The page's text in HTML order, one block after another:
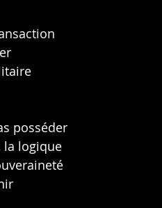
posséder
la logique